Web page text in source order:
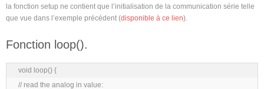
la fonction setup ne contient que l’initialisation de la communication série telle
que vue dans l’exemple précédent (disponible à ce lien).
Fonction loop().
void loop() {
// read the analog in value: